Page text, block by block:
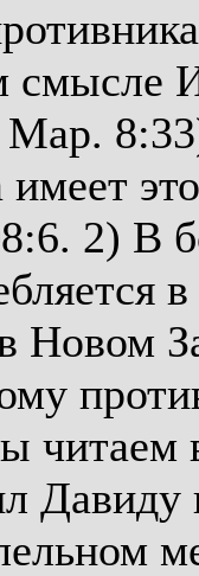
смысле
имеет
2) В
Новом
читаем
Давиду